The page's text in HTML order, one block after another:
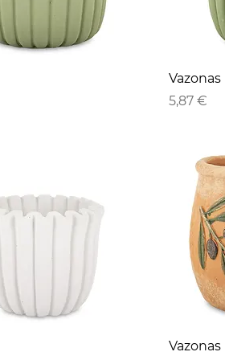
Vazonas
Kaina
5,87 €
Vazonas